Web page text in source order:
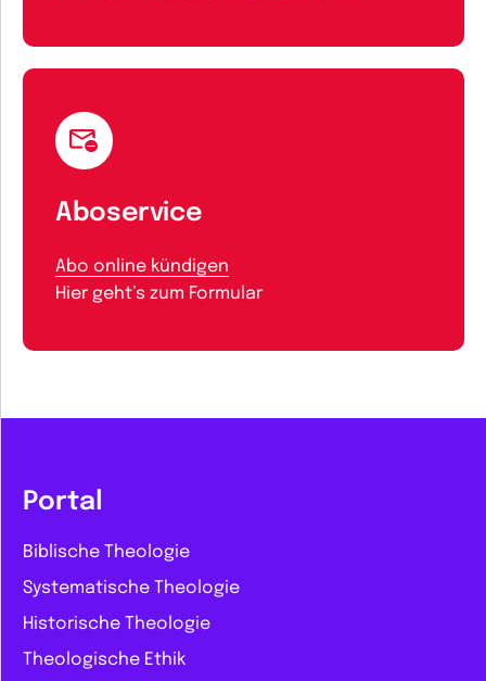
Aboservice
Abo online kündigen
Hier geht’s zum Formular
Portal
Biblische Theologie
Systematische Theologie
Historische Theologie
Theologische Ethik